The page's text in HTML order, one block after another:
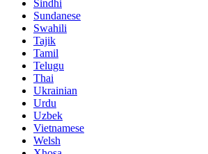
Sindhi
Sundanese
Swahili
Tajik
Tamil
Telugu
Thai
Ukrainian
Urdu
Uzbek
Vietnamese
Welsh